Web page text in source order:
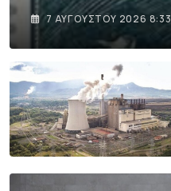
7 ΑΥΓΟΎΣΤΟΥ 2026 8:33